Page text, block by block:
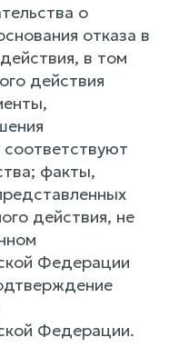
о
отказа в
в том
действия
соответствуют
факты,
действия, не
Федерации
Федерации.